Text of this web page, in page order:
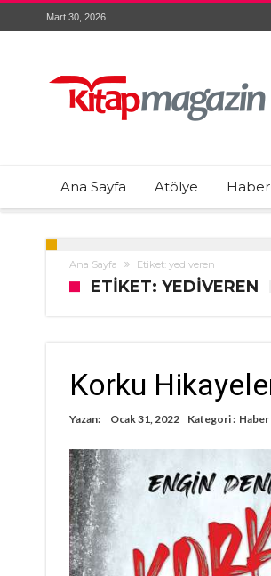
Mart 30, 2026
Ana Sayfa Atölye Haber
Ana Sayfa Etiket: yediveren
ETIKET: YEDIVEREN
Korku
Yazan: Ocak 31, 2022 Kategori : Haber